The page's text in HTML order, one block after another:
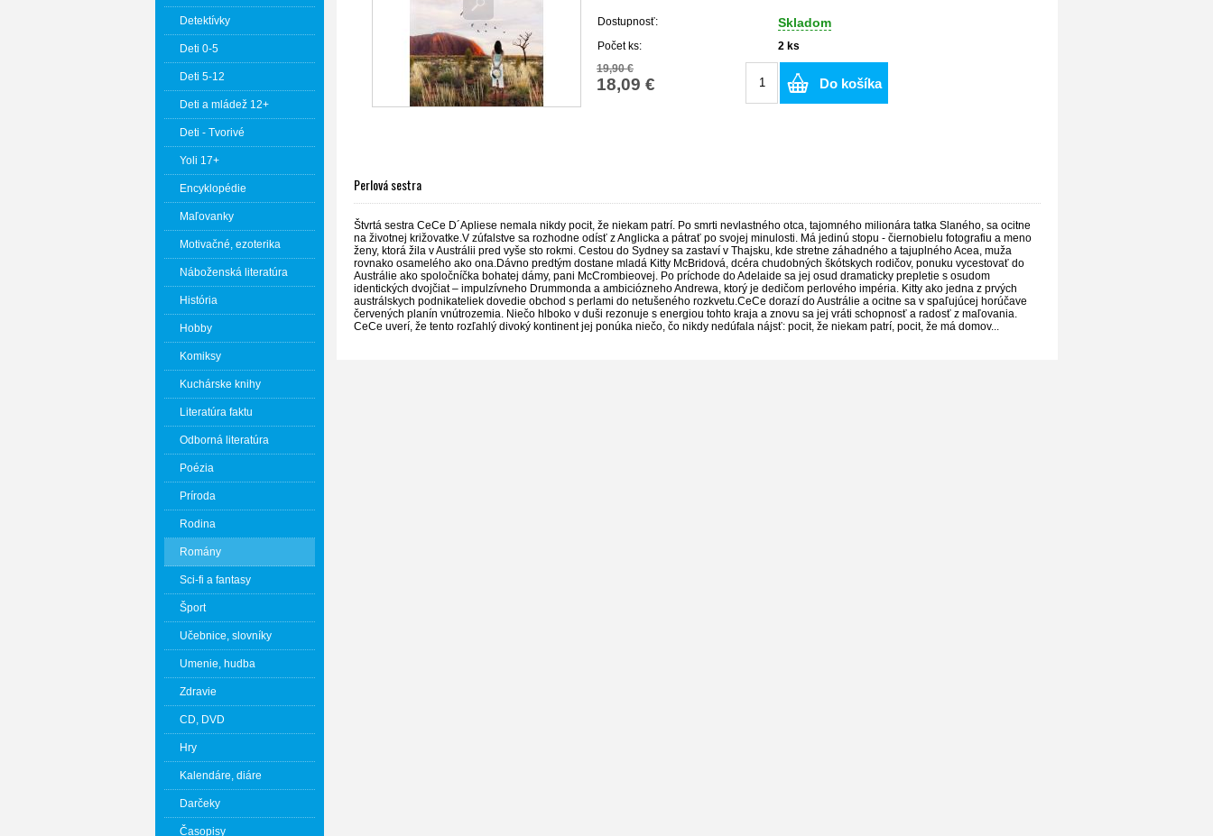
Detektívky
Deti 0-5
Deti 5-12
Deti a mládež 12+
Deti - Tvorivé
Yoli 17+
Encyklopédie
Maľovanky
Motivačné, ezoterika
Náboženská literatúra
História
Hobby
Komiksy
Kuchárske knihy
Literatúra faktu
Odborná literatúra
Poézia
Príroda
Rodina
Romány
Sci-fi a fantasy
Šport
Učebnice, slovníky
Umenie, hudba
Zdravie
CD, DVD
Hry
Kalendáre, diáre
Darčeky
Časopisy
Dostupnosť: Skladom
Počet ks: 2 ks
19,90 €
18,09 € Do košíka
Perlová sestra
Štvrtá sestra CeCe D´Apliese nemala nikdy pocit, že niekam patrí. Po smrti nevlastného otca, tajomného milionára tatka Slaného, sa ocitne
na životnej križovatke.V zúfalstve sa rozhodne odísť z Anglicka a pátrať po svojej minulosti. Má jedinú stopu - čiernobielu fotografiu a meno
ženy, ktorá žila v Austrálii pred vyše sto rokmi. Cestou do Sydney sa zastaví v Thajsku, kde stretne záhadného a tajuplného Acea, muža
rovnako osamelého ako ona.Dávno predtým dostane mladá Kitty McBridová, dcéra chudobných škótskych rodičov, ponuku vycestovať do
Austrálie ako spoločníčka bohatej dámy, pani McCrombieovej. Po príchode do Adelaide sa jej osud dramaticky prepletie s osudom
identických dvojčiat – impulzívneho Drummonda a ambiciózneho Andrewa, ktorý je dedičom perlového impéria. Kitty ako jedna z prvých
austrálskych podnikateliek dovedie obchod s perlami do netušeného rozkvetu.CeCe dorazí do Austrálie a ocitne sa v spaľujúcej horúčave
červených planín vnútrozemia. Niečo hlboko v duši rezonuje s energiou tohto kraja a znovu sa jej vráti schopnosť a radosť z maľovania.
CeCe uverí, že tento rozľahlý divoký kontinent jej ponúka niečo, čo nikdy nedúfala nájsť: pocit, že niekam patrí, pocit, že má domov...